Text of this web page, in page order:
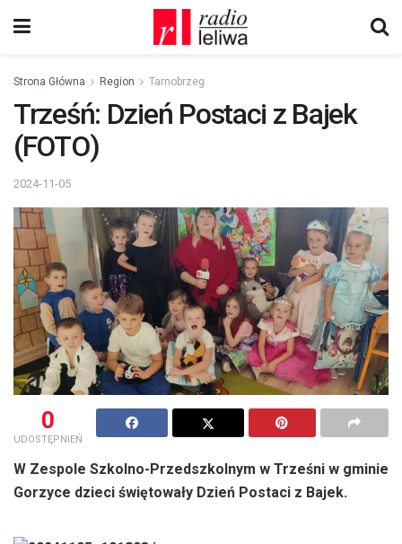
Strona Główna Region Tarnobrzeg
Trześń: Dzień Postaci z Bajek
(FOTO)
2024-11-05
0
UDOSTĘPNIEŃ
W Zespole Szkolno-Przedszkolnym w Trześni w gminie
Gorzyce dzieci świętowały Dzień Postaci z Bajek.